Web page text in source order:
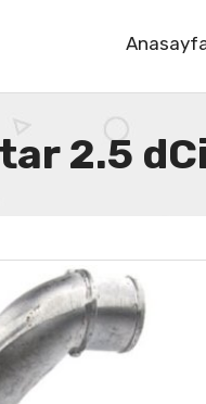
2.5